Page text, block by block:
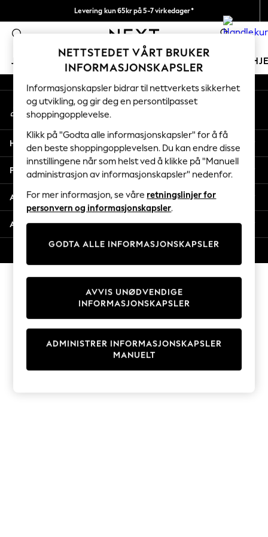
Levering kun 65kr på 5-7 virkedager*
Vi betaler alle tollavgifter 0
JENTER GUTTER BABY KVINNER
GIRLS
New In
50 - 92cm
98 - 110cm
116 - 134cm
140 - 174cm
Trending: Top & Short Sets
Trending: Clogs
Toy Story
THE SET
Coats & Jackets
Sweatshirts & Hoodies
Knitwear
Cardigans
Dresses
Sets & Outfits
T-Shirts
An error occurred on client
Våre sosiale nettverk
Min konto
Logg inn på kontoen din
Hjelp
Personvern & Juridisk
Avdelinger
Andre tjenester
NETTSTEDET VÅRT BRUKER
INFORMASJONSKAPSLER
Informasjonskapsler bidrar til nettverkets sikkerhet
og utvikling, og gir deg en persontilpasset
shoppingopplevelse.
Klikk på "Godta alle informasjonskapsler" for å få
den beste shoppingopplevelsen. Du kan endre disse
innstillingene når som helst ved å klikke på "Manuell
administrasjon av informasjonskapsler" nedenfor.
For mer informasjon, se våre retningslinjer for
personvern og informasjonskapsler.
GODTA ALLE INFORMASJONSKAPSLER
ADMINISTRER INFORMASJONSKAPSLER
MANUELT
AVVIS UNØDVENDIGE
INFORMASJONSKAPSLER